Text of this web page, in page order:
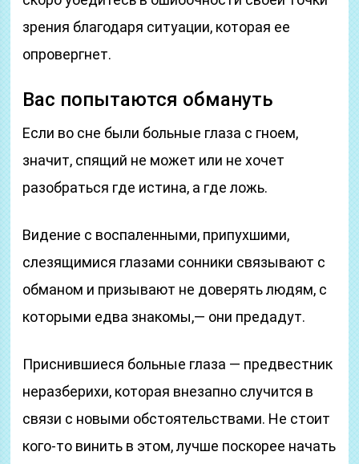
зрения благодаря ситуации, которая ее
опровергнет.
Вас попытаются обмануть
Если во сне были больные глаза с гноем,
значит, спящий не может или не хочет
разобраться где истина, а где ложь.
Видение с воспаленными, припухшими,
слезящимися глазами сонники связывают с
обманом и призывают не доверять людям, с
которыми едва знакомы,— они предадут.
Приснившиеся больные глаза — предвестник
неразберихи, которая внезапно случится в
связи с новыми обстоятельствами. Не стоит
кого-то винить в этом, лучше поскорее начать